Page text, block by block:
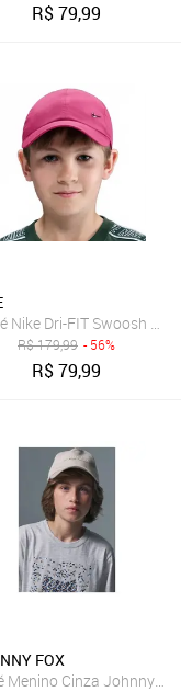
R$79,99
Nike Dri-FIT Swoosh
R$179,99 - 56%
R$79,99
Hering
FOX
Menino Cinza Johnny Fox